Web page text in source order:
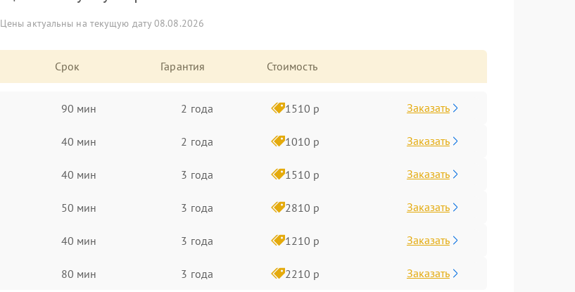
Цены актуальны на текущую дату 08.08.2026
Срок Гарантия Стоимость
90 мин 2 года 1510 р Заказать
40 мин 2 года 1010 р Заказать
40 мин 3 года 1510 р Заказать
50 мин 3 года 2810 р Заказать
40 мин 3 года 1210 р Заказать
80 мин 3 года 2210 р Заказать